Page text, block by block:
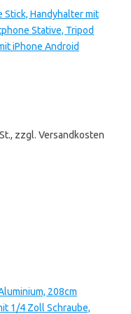
Stick, Handyhalter mit
Stative, Tripod
iPhone Android
zzgl. Versandkosten
208cm
1/4 Zoll Schraube,